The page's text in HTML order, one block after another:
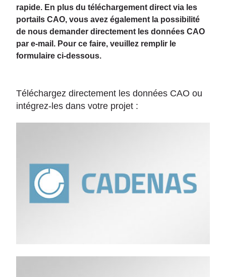
rapide. En plus du téléchargement direct via les
portails CAO, vous avez également la possibilité
de nous demander directement les données CAO
par e-mail. Pour ce faire, veuillez remplir le
formulaire ci-dessous.
Téléchargez directement les données CAO ou
intégrez-les dans votre projet :